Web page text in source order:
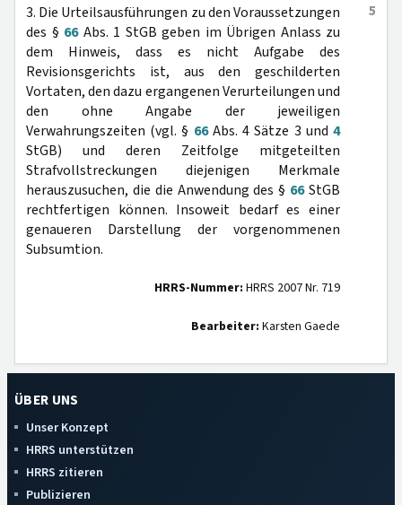
5
3. Die Urteilsausführungen zu den Voraussetzungen
des § 66Abs. 1 StGB geben im Übrigen Anlass zu
dem Hinweis, dass es nicht Aufgabe des
Revisionsgerichts ist, aus den geschilderten
Vortaten, den dazu ergangenen Verurteilungen und
den ohne Angabe der jeweiligen
Verwahrungszeiten (vgl. § 66Abs. 4 Sätze 3 und4
StGB) und deren Zeitfolge mitgeteilten
Strafvollstreckungen diejenigen Merkmale
herauszusuchen, die die Anwendung des § 66StGB
rechtfertigen können. Insoweit bedarf es einer
genaueren Darstellung der vorgenommenen
Subsumtion.
HRRS-Nummer: HRRS 2007 Nr. 719
Bearbeiter: Karsten Gaede
ÜBER UNS
Unser Konzept
HRRS unterstützen
HRRS zitieren
Publizieren